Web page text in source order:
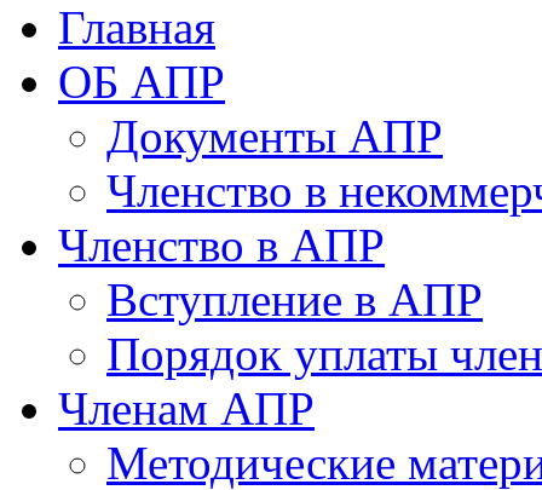
Главная
ОБ АПР
Документы АПР
Членство в
Членство в АПР
Вступление в АПР
Порядок уплаты
Членам АПР
Методические